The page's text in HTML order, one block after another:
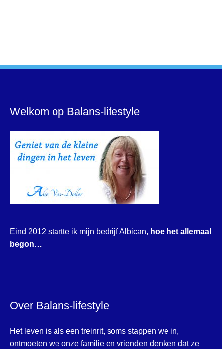
Welkom op Balans-lifestyle
Eind 2012 startte ik mijn bedrijf Albican, hoe het allemaal
begon…
Over Balans-lifestyle
Het leven is als een treinrit, soms stappen we in,
ontmoeten we onze familie en vrienden denken dat ze